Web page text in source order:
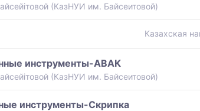
(КазНУИ им. Байсеитовой)
Казахская
инструменты-АВАК
(КазНУИ им. Байсеитовой)
инструменты-Скрипка